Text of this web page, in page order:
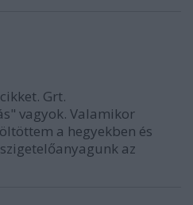
Grt.
vagyok. Valamikor
a hegyekben és
az